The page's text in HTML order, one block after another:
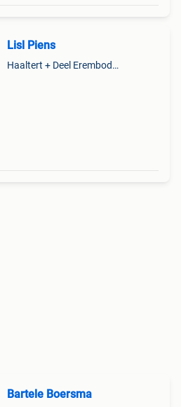
Lisl Piens
Haaltert + Deel Erembodegem
Bartele Boersma